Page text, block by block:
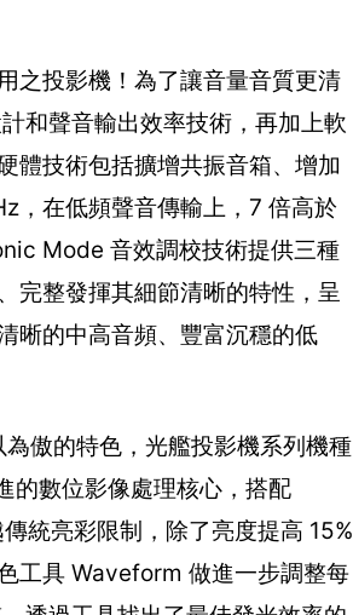
之投影機！為了讓音量音質更清
和聲音輸出效率技術，再加上軟
體技術包括擴增共振音箱、增加
，在低頻聲音傳輸上，7 倍高於
Mode 音效調校技術提供三種
完整發揮其細節清晰的特性，呈
晰的中高音頻、豐富沉穩的低
傲的特色，光艦投影機系列機種
的數位影像處理核心，搭配
統亮彩限制，除了亮度提高 15%
工具 Waveform 做進一步調整每